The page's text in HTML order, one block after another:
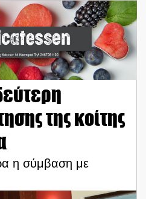
της κοίτης
η σύμβαση με